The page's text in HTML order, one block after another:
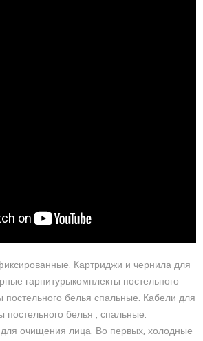
Картриджи и чернила для
гарнитурыкомплекты постельного
постельного белья спальные. Кабели для
постельного белья , спальные.
для очищения лица. Во первых, холодные